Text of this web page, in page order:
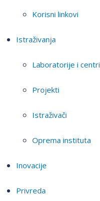
Korisni linkovi
Istraživanja
Laboratorije i centri
Projekti
Istraživači
Oprema instituta
Inovacije
Privreda